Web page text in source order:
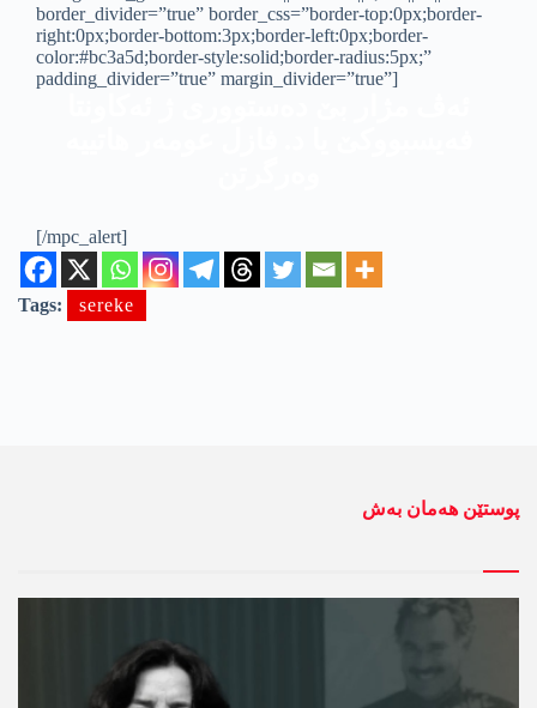
border_divider=”true” border_css=”border-top:0px;border-
right:0px;border-bottom:3px;border-left:0px;border-
color:#bc3a5d;border-style:solid;border-radius:5px;”
padding_divider=”true” margin_divider=”true”]
[/mpc_alert]
Tags: sereke
پوستێن ھەمان بەش